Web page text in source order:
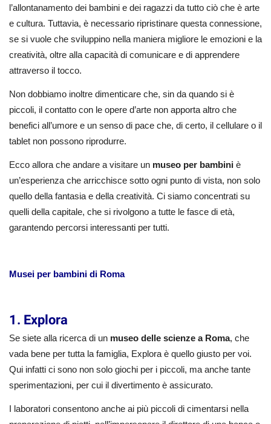
l’allontanamento dei bambini e dei ragazzi da tutto ciò che è arte
e cultura. Tuttavia, è necessario ripristinare questa connessione,
se si vuole che sviluppino nella maniera migliore le emozioni e la
creatività, oltre alla capacità di comunicare e di apprendere
attraverso il tocco.
Non dobbiamo inoltre dimenticare che, sin da quando si è
piccoli, il contatto con le opere d’arte non apporta altro che
benefici all’umore e un senso di pace che, di certo, il cellulare o il
tablet non possono riprodurre.
Ecco allora che andare a visitare un museo per bambini è
un’esperienza che arricchisce sotto ogni punto di vista, non solo
quello della fantasia e della creatività. Ci siamo concentrati su
quelli della capitale, che si rivolgono a tutte le fasce di età,
garantendo percorsi interessanti per tutti.
Musei per bambini di Roma
1. Explora
Se siete alla ricerca di un museo delle scienze a Roma, che
vada bene per tutta la famiglia, Explora è quello giusto per voi.
Qui infatti ci sono non solo giochi per i piccoli, ma anche tante
sperimentazioni, per cui il divertimento è assicurato.
I laboratori consentono anche ai più piccoli di cimentarsi nella